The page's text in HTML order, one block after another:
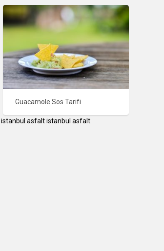
Guacamole Sos Tarifi
istanbul asfaltistanbul asfalt